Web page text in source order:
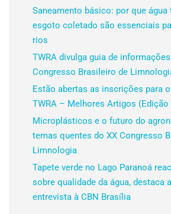
Saneamento básico: por que água
esgoto coletado são essenciais
rios
TWRA divulga guia de
Congresso Brasileiro de
Estão abertas as inscrições para
TWRA – Melhores Artigos (Edição
Microplásticos e o futuro do
temas quentes do XX Congresso
Limnologia
Tapete verde no Lago Paranoá
sobre qualidade da água, destaca
entrevista à CBN Brasília